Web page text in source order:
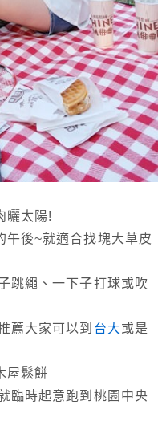
曬太陽!
午後~就適合找塊大草皮
跳繩、一下子打球或吹
薦大家可以到 台大或是
屋鬆餅
臨時起意跑到桃園中央